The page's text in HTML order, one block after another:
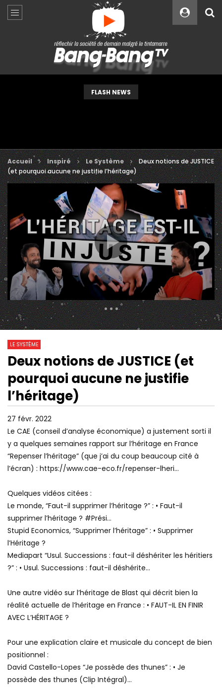
FLASH NEWS
Accueil Inspiré Le Système
Deux notions de JUSTICE
(et pourquoi aucune ne justifie l’héritage)
294 Views
15 170 0
Watch Later
19:49
POURQUOI LES “BONNES IDÉES”
TOURNENT MAL
49:25
CAPITAL | TRAVAIL,
LE SYSTÈME
Deux notions de JUSTICE (et
pourquoi aucune ne justifie
l’héritage)
27 févr. 2022
Le CAE (conseil d’analyse économique) a justement sorti il
y a quelques semaines rapport sur l’héritage en France
“Repenser l’héritage” (que j’ai du coup beaucoup cité à
l’écran) : https://www.cae-eco.fr/repenser-lheri…
Quelques vidéos citées :
Le monde, “Faut-il supprimer l’héritage ?” : • Faut-il
supprimer l’héritage ? #Prési…
Stupid Economics, “Supprimer l’héritage” : • Supprimer
l’Héritage ?
Mediapart “Usul. Successions : faut-il déshériter les héritiers
?” : • Usul. Successions : faut-il déshérite…
Une autre vidéo sur l’héritage de Blast qui décrit bien la
réalité actuelle de l’héritage en France : • FAUT-IL EN FINIR
AVEC L’HÉRITAGE ?
Pour une explication claire et musicale du concept de bien
positionnel :
David Castello-Lopes “Je possède des thunes” : • Je
possède des thunes (Clip Intégral)…
Custom Amount
VEUILLEZ PATIENTER...